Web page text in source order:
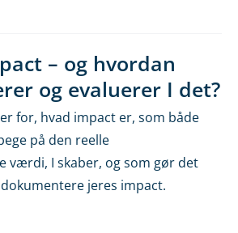
– og hvordan
og evaluerer I det?
for, hvad impact er, som både
på den reelle
værdi, I skaber, og som gør det
jeres impact.